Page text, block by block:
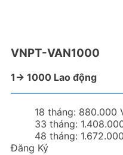
VNPT-VAN1000
1-> 1000 Lao động
18 tháng: 880.000
33 tháng:
48 tháng:
Đăng Ký